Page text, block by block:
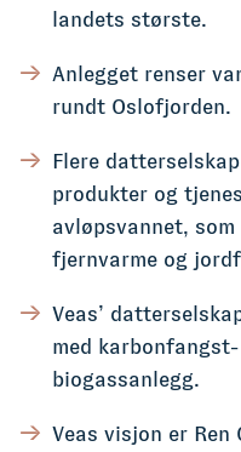
landets største.
Anlegget renser
rundt Oslofjorden.
Flere
produkter og
avløpsvannet,
fjernvarme og
Veas’
med
biogassanlegg.
Veas visjon er